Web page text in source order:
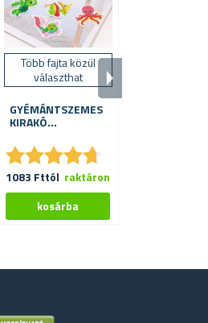
Több fajta közül
választhat
GYÉMÁNTSZEMES
KIRAKÓ
★★★★★
★★★★★
1083 Fttól raktáron